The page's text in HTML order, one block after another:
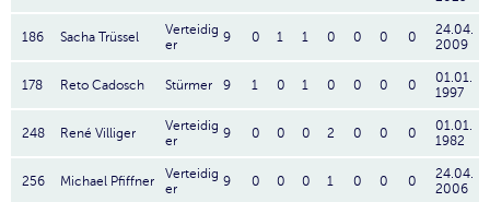
186 Sacha Trüssel
Verteidig
er
9 0 1 1 0 0 0 0
24.04.
2009
178 Reto Cadosch Stürmer 9 1 0 1 0 0 0 0
01.01.
1997
248 René Villiger
Verteidig
er
9 0 0 0 2 0 0 0
01.01.
1982
256 Michael Pfiffner
Verteidig
er
9 0 0 0 1 0 0 0
24.04.
2006